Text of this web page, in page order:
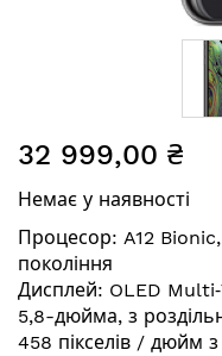
до
галереї
зображень
32 999,00 ₴
Немає у наявності
Процесор: A12
покоління
Дисплей: OLED
5,8-дюйма, з
458 пікселів / дюйм